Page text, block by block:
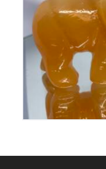
Éléphant